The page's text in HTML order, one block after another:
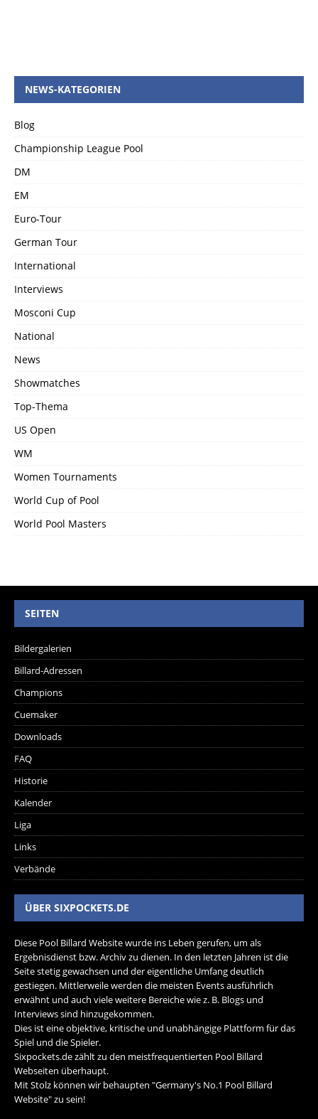
NEWS-KATEGORIEN
Blog
Championship League Pool
DM
EM
Euro-Tour
German Tour
International
Interviews
Mosconi Cup
National
News
Showmatches
Top-Thema
US Open
WM
Women Tournaments
World Cup of Pool
World Pool Masters
SEITEN
Bildergalerien
Billard-Adressen
Champions
Cuemaker
Downloads
FAQ
Historie
Kalender
Liga
Links
Verbände
ÜBER SIXPOCKETS.DE
Diese Pool Billard Website wurde ins Leben gerufen, um als
Ergebnisdienst bzw. Archiv zu dienen. In den letzten Jahren ist die
Seite stetig gewachsen und der eigentliche Umfang deutlich
gestiegen. Mittlerweile werden die meisten Events ausführlich
erwähnt und auch viele weitere Bereiche wie z. B. Blogs und
Interviews sind hinzugekommen.
Dies ist eine objektive, kritische und unabhängige Plattform für das
Spiel und die Spieler.
Sixpockets.de zählt zu den meistfrequentierten Pool Billard
Webseiten überhaupt.
Mit Stolz können wir behaupten "Germany's No.1 Pool Billard
Website" zu sein!